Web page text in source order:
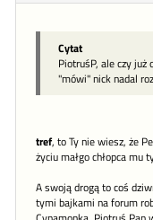
Cytat
PiotruśP, ale czy już
"mówi" nick nadal
tref, to Ty nie wiesz, że
życiu małgo chłopca mu
A swoją drogą to coś
tymi bajkami na forum